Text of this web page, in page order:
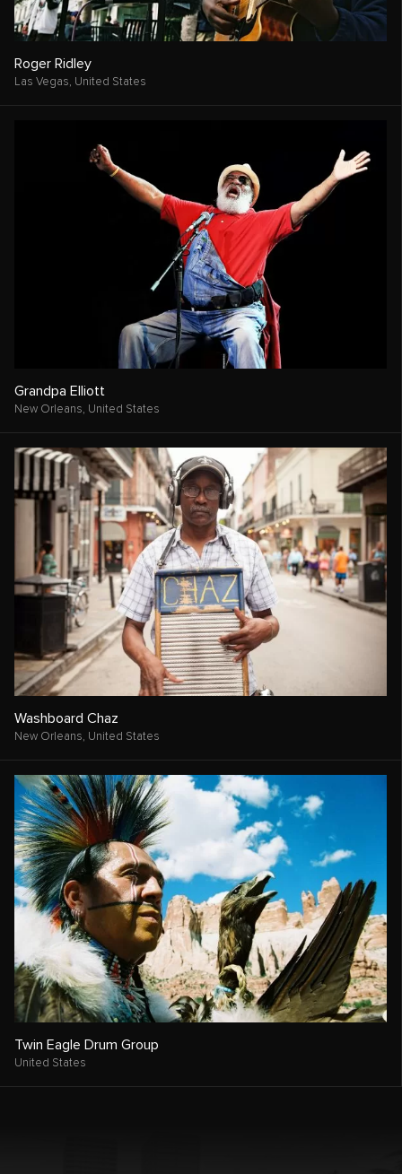
Roger Ridley
Las Vegas, United States
Grandpa Elliott
New Orleans, United States
Washboard Chaz
New Orleans, United States
Twin Eagle Drum Group
United States